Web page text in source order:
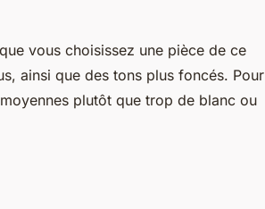
vous choisissez une pièce de ce
ainsi que des tons plus foncés. Pour
plutôt que trop de blanc ou